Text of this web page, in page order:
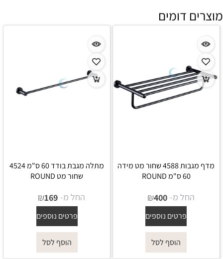
מוצרים דומים
מדף מגבות 4588 שחור מט מידה
60 ס"מ ROUND
החל מ- ₪400
פרטים נוספים
הוסף לסל
מתלה מגבת בודד 60 ס"מ 4524
שחור מט ROUND
החל מ- ₪169
פרטים נוספים
הוסף לסל